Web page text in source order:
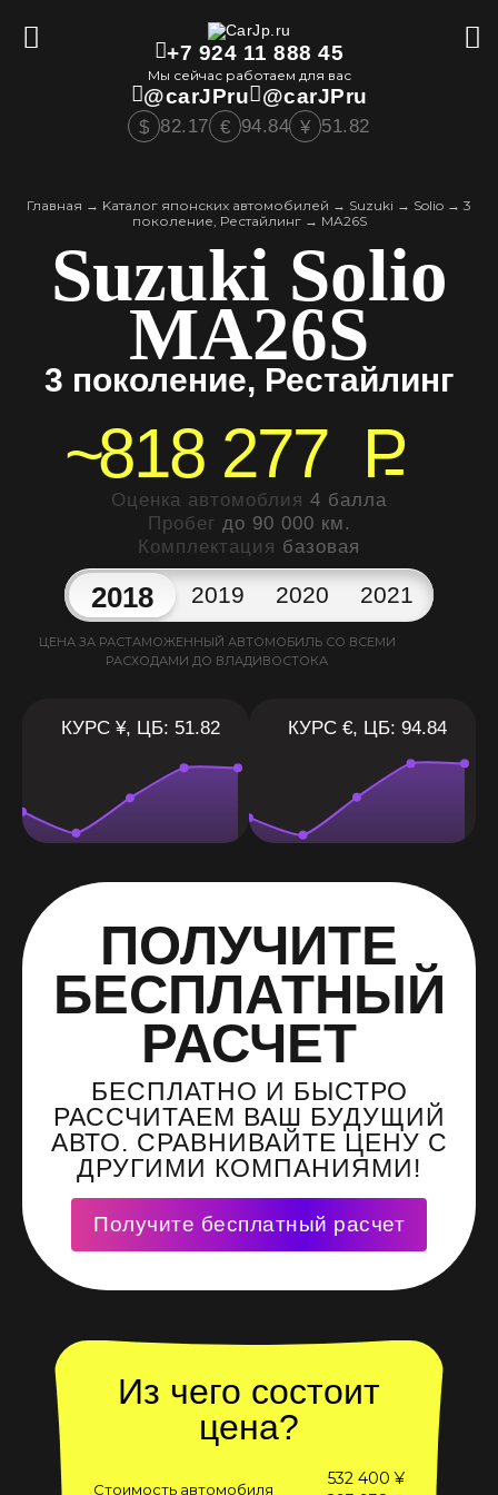
+7 924 11 888 45
Мы сейчас работаем для вас
@carJPru @carJPru
$ 82.17 € 94.84 ¥ 51.82
Главная → Kаталог японских автомобилей → Suzuki → Solio → 3
поколение, Рестайлинг→ MA26S
Suzuki Solio
MA26S
3 поколение, Рестайлинг
~818 277 P
Оценка автомоблия 4 балла
Пробег до 90 000 км.
Комплектация базовая
2018 2019 2020 2021
ЦЕНА ЗА РАСТАМОЖЕННЫЙ АВТОМОБИЛЬ СО ВСЕМИ
РАСХОДАМИ ДО ВЛАДИВОСТОКА
КУРС ¥, ЦБ: 51.82 КУРС €, ЦБ: 94.84
ПОЛУЧИТЕ
БЕСПЛАТНЫЙ
РАСЧЕТ
БЕСПЛАТНО И БЫСТРО
РАССЧИТАЕМ ВАШ БУДУЩИЙ
АВТО. СРАВНИВАЙТЕ ЦЕНУ С
ДРУГИМИ КОМПАНИЯМИ!
Получите бесплатный расчет
Из чего состоит
цена?
Стоимость автомобиля
532 400 ¥